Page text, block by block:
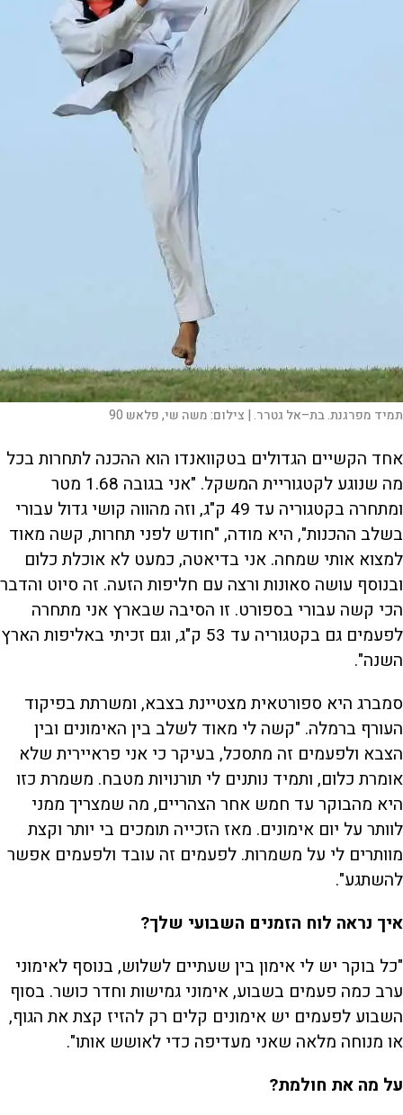
תמיד מפרגנת. בת–אל גטרר. | צילום:משה שי, פלאש 90
אחד הקשיים הגדולים בטקוואנדו הוא ההכנה לתחרות בכל
מה שנוגע לקטגוריית המשקל. "אני בגובה 1.68 מטר
ומתחרה בקטגוריה עד 49 ק"ג, וזה מהווה קושי גדול עבורי
בשלב ההכנות", היא מודה, "חודש לפני תחרות, קשה מאוד
למצוא אותי שמחה. אני בדיאטה, כמעט לא אוכלת כלום
ובנוסף עושה סאונות ורצה עם חליפות הזעה. זה סיוט והדבר
הכי קשה עבורי בספורט. זו הסיבה שבארץ אני מתחרה
לפעמים גם בקטגוריה עד 53 ק"ג, וגם זכיתי באליפות הארץ
השנה".
סמברג היא ספורטאית מצטיינת בצבא, ומשרתת בפיקוד
העורף ברמלה. "קשה לי מאוד לשלב בין האימונים ובין
הצבא ולפעמים זה מתסכל, בעיקר כי אני פראיירית שלא
אומרת כלום, ותמיד נותנים לי תורנויות מטבח. משמרת כזו
היא מהבוקר עד חמש אחר הצהריים, מה שמצריך ממני
לוותר על יום אימונים. מאז הזכייה תומכים בי יותר וקצת
מוותרים לי על משמרות. לפעמים זה עובד ולפעמים אפשר
להשתגע".
איך נראה לוח הזמנים השבועי שלך?
"כל בוקר יש לי אימון בין שעתיים לשלוש, בנוסף לאימוני
ערב כמה פעמים בשבוע, אימוני גמישות וחדר כושר. בסוף
השבוע לפעמים יש אימונים קלים רק להזיז קצת את הגוף,
או מנוחה מלאה שאני מעדיפה כדי לאושש אותו".
על מה את חולמת?